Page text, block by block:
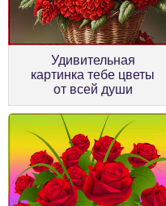
Удивительная
картинка тебе цветы
от всей души